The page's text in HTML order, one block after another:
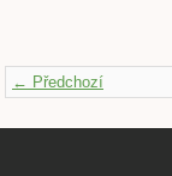
← Předchozí